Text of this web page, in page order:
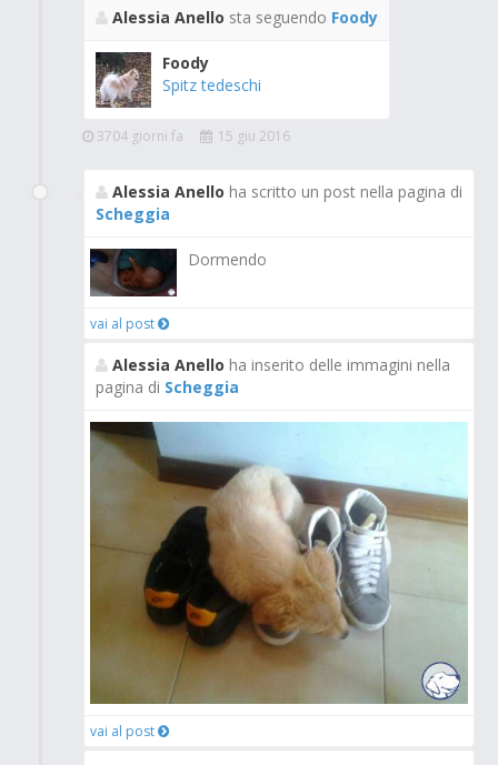
Alessia Anello sta seguendo Foody
Foody
Spitz tedeschi
3704 giorni fa 15 giu 2016
Alessia Anello ha scritto un post nella pagina di
Scheggia
Dormendo
vai al post
Alessia Anello ha inserito delle immagini nella
pagina di Scheggia
vai al post